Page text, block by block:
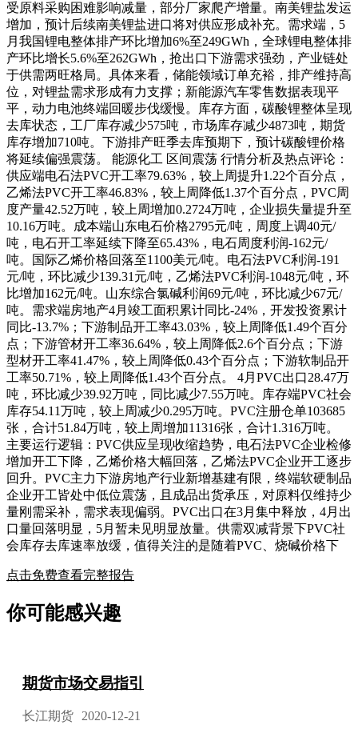
受原料采购困难影响减量，部分厂家爬产增量。南美锂盐发运
增加，预计后续南美锂盐进口将对供应形成补充。需求端，5
月我国锂电整体排产环比增加6%至249GWh，全球锂电整体排
产环比增长5.6%至262GWh，抢出口下游需求强劲，产业链处
于供需两旺格局。具体来看，储能领域订单充裕，排产维持高
位，对锂盐需求形成有力支撑；新能源汽车零售数据表现平
平，动力电池终端回暖步伐缓慢。库存方面，碳酸锂整体呈现
去库状态，工厂库存减少575吨，市场库存减少4873吨，期货
库存增加710吨。下游排产旺季去库预期下，预计碳酸锂价格
将延续偏强震荡。 能源化工 区间震荡 行情分析及热点评论：
供应端电石法PVC开工率79.63%，较上周提升1.22个百分点，
乙烯法PVC开工率46.83%，较上周降低1.37个百分点，PVC周
度产量42.52万吨，较上周增加0.2724万吨，企业损失量提升至
10.16万吨。成本端山东电石价格2795元/吨，周度上调40元/
吨，电石开工率延续下降至65.43%，电石周度利润-162元/
吨。国际乙烯价格回落至1100美元/吨。电石法PVC利润-191
元/吨，环比减少139.31元/吨，乙烯法PVC利润-1048元/吨，环
比增加162元/吨。山东综合氯碱利润69元/吨，环比减少67元/
吨。需求端房地产4月竣工面积累计同比-24%，开发投资累计
同比-13.7%；下游制品开工率43.03%，较上周降低1.49个百分
点；下游管材开工率36.64%，较上周降低2.6个百分点；下游
型材开工率41.47%，较上周降低0.43个百分点；下游软制品开
工率50.71%，较上周降低1.43个百分点。 4月PVC出口28.47万
吨，环比减少39.92万吨，同比减少7.55万吨。库存端PVC社会
库存54.11万吨，较上周减少0.295万吨。PVC注册仓单103685
张，合计51.84万吨，较上周增加11316张，合计1.316万吨。
主要运行逻辑：PVC供应呈现收缩趋势，电石法PVC企业检修
增加开工下降，乙烯价格大幅回落，乙烯法PVC企业开工逐步
回升。PVC主力下游房地产行业新增基建有限，终端软硬制品
企业开工皆处中低位震荡，且成品出货承压，对原料仅维持少
量刚需采补，需求表现偏弱。PVC出口在3月集中释放，4月出
口量回落明显，5月暂未见明显放量。供需双减背景下PVC社
会库存去库速率放缓，值得关注的是随着PVC、烧碱价格下
点击免费查看完整报告
你可能感兴趣
期货市场交易指引
长江期货 2020-12-21